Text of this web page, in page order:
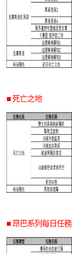
■ 死亡之地
■ 昂巴系列每日任務